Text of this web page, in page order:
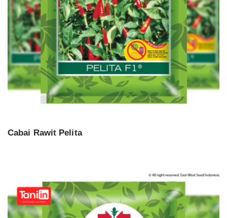
Cabai Rawit Pelita